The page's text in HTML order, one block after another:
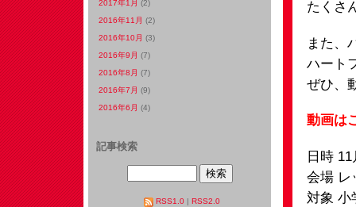
たくさ
また、
ハート
ぜひ、
動画は
日時
会場 レ
対象 小
2017年1月 (2)
2016年11月 (2)
2016年10月 (3)
2016年9月 (7)
2016年8月 (7)
2016年7月 (9)
2016年6月 (4)
記事検索
RSS1.0| RSS2.0